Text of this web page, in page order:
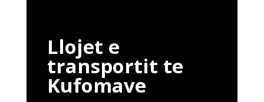
Llojet e
transportit te
Kufomave